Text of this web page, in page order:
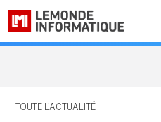
TOUTE L'ACTUALITÉ